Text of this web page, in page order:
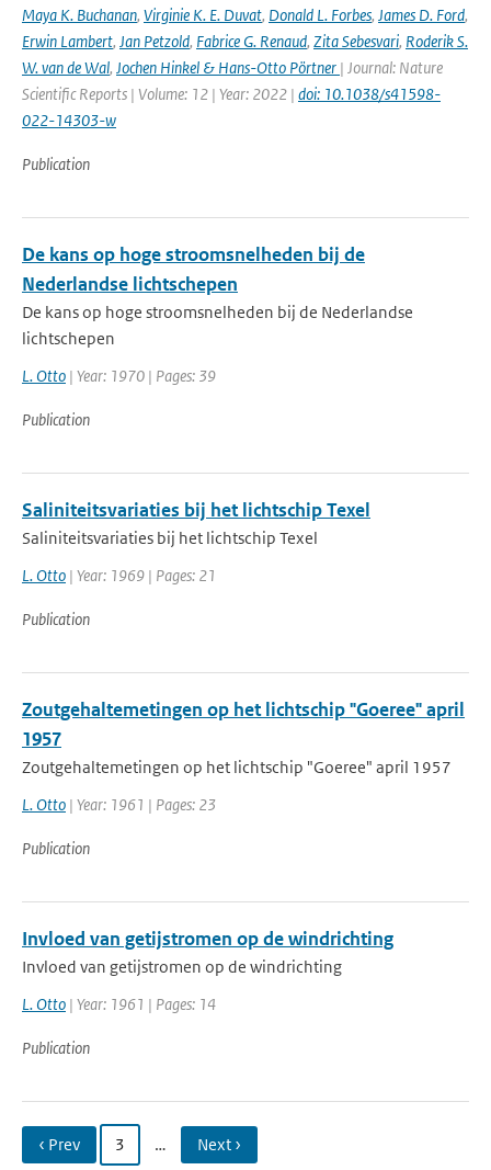
Maya K. Buchanan, Virginie K. E. Duvat, Donald L. Forbes, James D. Ford,
Erwin Lambert, Jan Petzold, Fabrice G. Renaud, Zita Sebesvari, Roderik S.
W. van de Wal, Jochen Hinkel & Hans-Otto Pörtner | Journal: Nature
Scientific Reports | Volume: 12 | Year: 2022 | doi: 10.1038/s41598-
022-14303-w
Publication
De kans op hoge stroomsnelheden bij de
Nederlandse lichtschepen
De kans op hoge stroomsnelheden bij de Nederlandse
lichtschepen
L. Otto | Year: 1970 | Pages: 39
Publication
Saliniteitsvariaties bij het lichtschip Texel
Saliniteitsvariaties bij het lichtschip Texel
L. Otto | Year: 1969 | Pages: 21
Publication
Zoutgehaltemetingen op het lichtschip "Goeree" april
1957
Zoutgehaltemetingen op het lichtschip "Goeree" april 1957
L. Otto | Year: 1961 | Pages: 23
Publication
Invloed van getijstromen op de windrichting
Invloed van getijstromen op de windrichting
L. Otto | Year: 1961 | Pages: 14
Publication
‹ Prev 3 … Next ›